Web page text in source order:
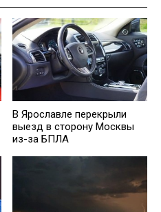
В Ярославле перекрыли
выезд в сторону Москвы
из-за БПЛА